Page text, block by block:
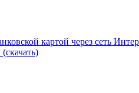
картой через сеть